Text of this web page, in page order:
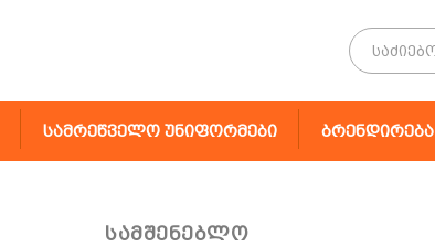
სამრეწველო უნიფორმები ბრენდირება
სამშენებლო